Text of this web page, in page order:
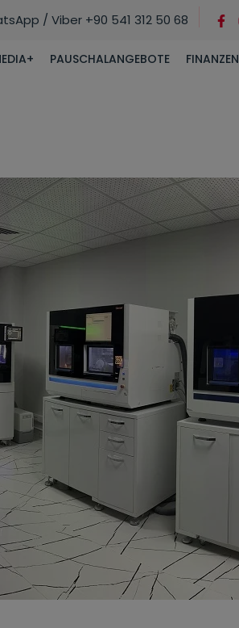
/ Viber +90 541 312 50 68
PAUSCHALANGEBOTE FINANZEN